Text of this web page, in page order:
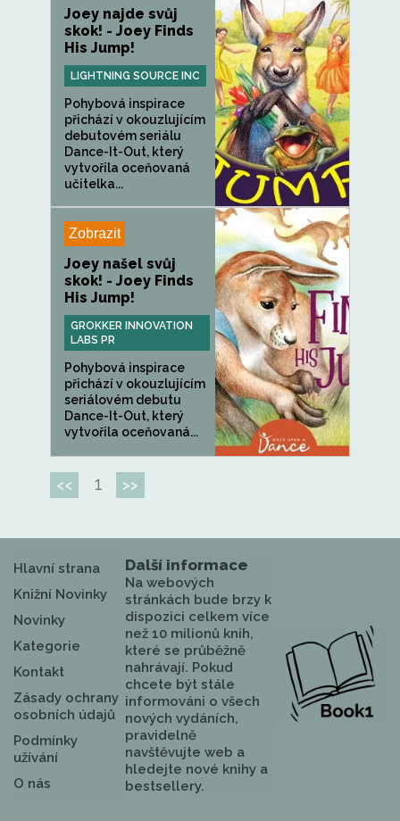
Joey najde svůj
skok! - Joey Finds
His Jump!
LIGHTNING SOURCE INC
Pohybová inspirace
přichází v okouzlujícím
debutovém seriálu
Dance-It-Out, který
vytvořila oceňovaná
učitelka...
Zobrazit
Joey našel svůj
skok! - Joey Finds
His Jump!
GROKKER INNOVATION
LABS PR
Pohybová inspirace
přichází v okouzlujícím
seriálovém debutu
Dance-It-Out, který
vytvořila oceňovaná...
<< 1 >>
Hlavní strana
Knižní Novinky
Novinky
Kategorie
Kontakt
Zásady ochrany
osobních údajů
Podmínky
užívání
O nás
Další informace
Na webových
stránkách bude brzy k
dispozici celkem více
než 10 milionů knih,
které se průběžně
nahrávají. Pokud
chcete být stále
informováni o všech
nových vydáních,
pravidelně
navštěvujte web a
hledejte nové knihy a
bestsellery.